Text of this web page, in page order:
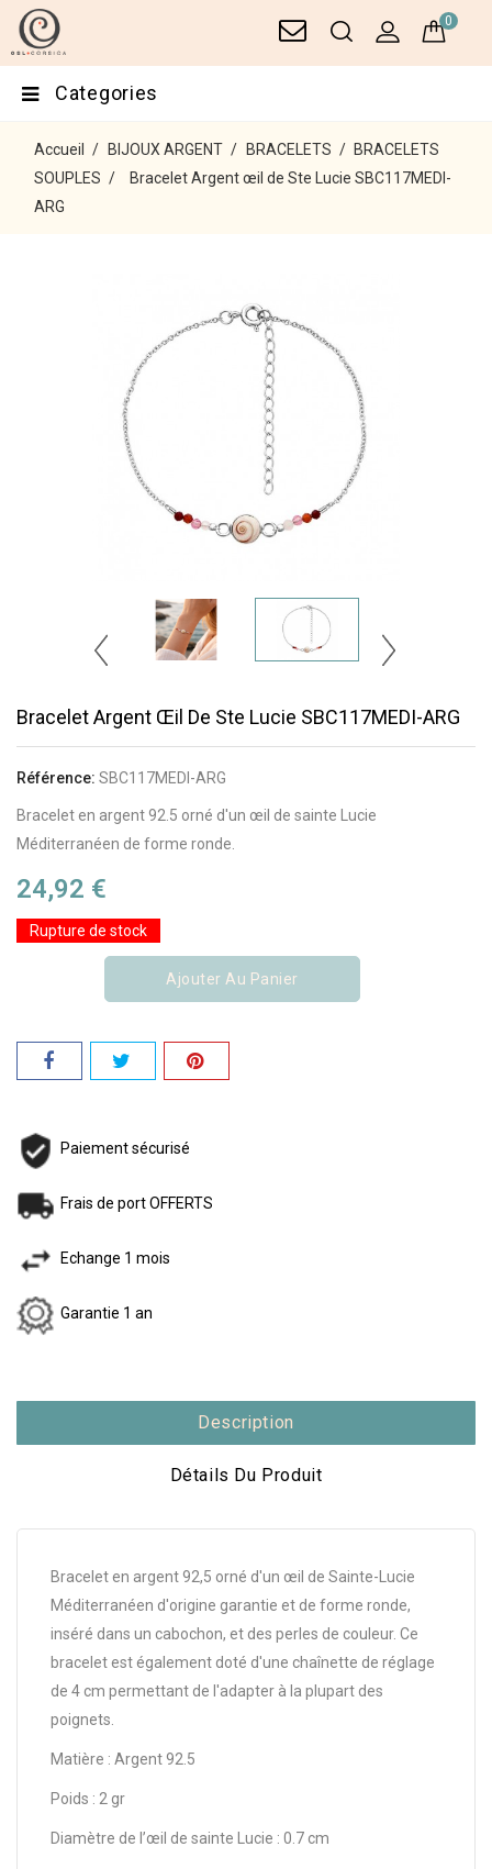
0
Categories
Accueil BIJOUX ARGENT BRACELETS
BRACELETS
SOUPLES
Bracelet Argent œil de Ste Lucie SBC117MEDI-
ARG
Bracelet Argent Œil De Ste Lucie SBC117MEDI-ARG
Référence: SBC117MEDI-ARG
Bracelet en argent 92.5 orné d'un œil de sainte Lucie
Méditerranéen de forme ronde.
24,92 €
Rupture de stock
Ajouter Au Panier
Paiement sécurisé
Frais de port OFFERTS
Echange 1 mois
Garantie 1 an
Description
Détails Du Produit
Bracelet en argent 92,5 orné d'un œil de Sainte-Lucie
Méditerranéen d'origine garantie et de forme ronde,
inséré dans un cabochon, et des perles de couleur. Ce
bracelet est également doté d'une chaînette de réglage
de 4 cm permettant de l'adapter à la plupart des
poignets.
Matière : Argent 92.5
Poids : 2 gr
Diamètre de l’œil de sainte Lucie : 0.7 cm